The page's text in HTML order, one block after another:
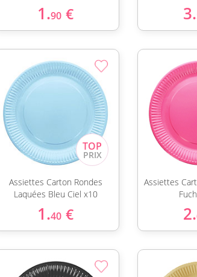
1.90 € 3.
Assiettes Carton Rondes
Laquées Bleu Ciel x10
1.40 €
Assiettes
2.